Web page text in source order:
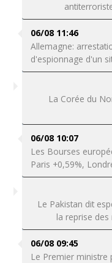
06/08 11:46
Allemagne:
d'espionnage d'un
La Corée du
06/08 10:07
Les Bourses
Paris +0,59%,
Le Pakistan dit
la reprise des
06/08 09:45
Le Premier ministre